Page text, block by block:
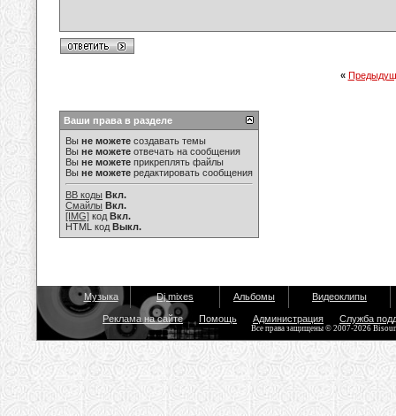
«
Ваши права в разделе
Вы не можете создавать темы
Вы не можете отвечать на сообщения
Вы не можете прикреплять файлы
Вы не можете редактировать сообщения
BB коды Вкл.
Смайлы Вкл.
[IMG] код Вкл.
HTML код Выкл.
Музыка Dj mixes Альбомы Видеоклипы
Реклама на сайте Помощь Администрация Служба
Все права защищены © 2007-2026